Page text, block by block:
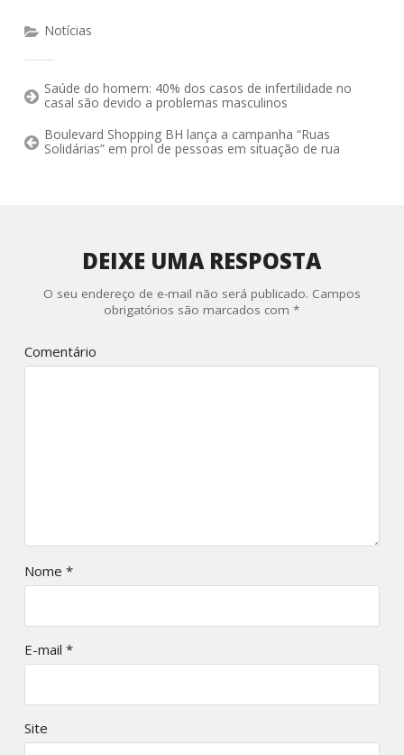
Notícias
Saúde do homem: 40% dos casos de infertilidade no
casal são devido a problemas masculinos
Boulevard Shopping BH lança a campanha “Ruas
Solidárias” em prol de pessoas em situação de rua
DEIXE UMA RESPOSTA
O seu endereço de e-mail não será publicado. Campos
obrigatórios são marcados com*
Comentário
Nome *
E-mail *
Site